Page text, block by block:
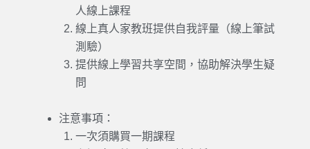
人線上課程
線上真人家教班提供自我評量（線上筆試
測驗）
提供線上學習共享空間，協助解決學生疑
問
注意事項：
一次須購買一期課程